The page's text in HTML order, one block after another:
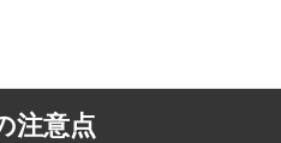
注意点